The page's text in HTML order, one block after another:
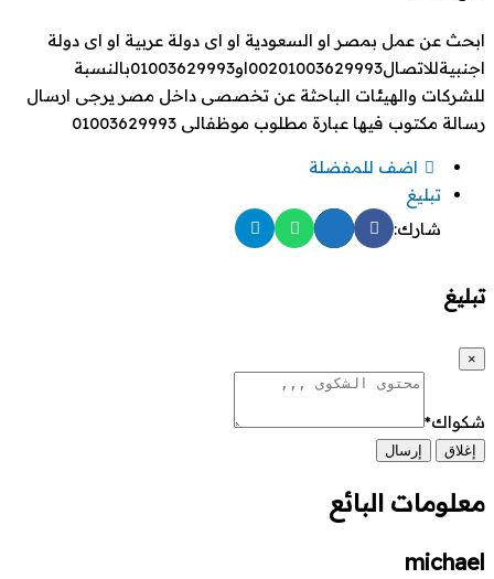
ابحث عن عمل بمصر او السعودية او اى دولة عربية او اى دولة
اجنبيةللاتصال00201003629993او01003629993بالنسبة
للشركات والهيئات الباحثة عن تخصصى داخل مصر يرجى ارسال
رسالة مكتوب فيها عبارة مطلوب موظفالى 01003629993
اضف للمفضلة
تبليغ
شارك:
تبليغ
×
شكواك*
إغلاق إرسال
معلومات البائع
michael